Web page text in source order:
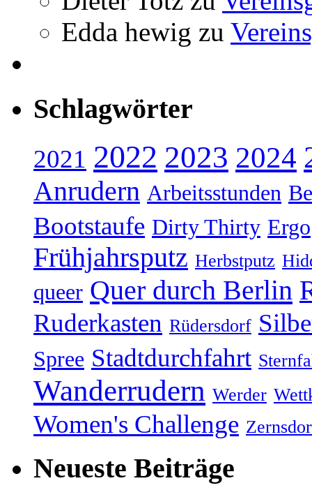
Edda hewig zu
Schlagwörter
2021 2022 2023 2024
Anrudern Arbeitsstunden
Bootstaufe Dirty Thirty Ergo
Frühjahrsputz Herbstputz
queer Quer durch Berlin
Ruderkasten Rüdersdorf
Spree Stadtdurchfahrt
Wanderrudern Werder
Women's Challenge
Neueste Beiträge